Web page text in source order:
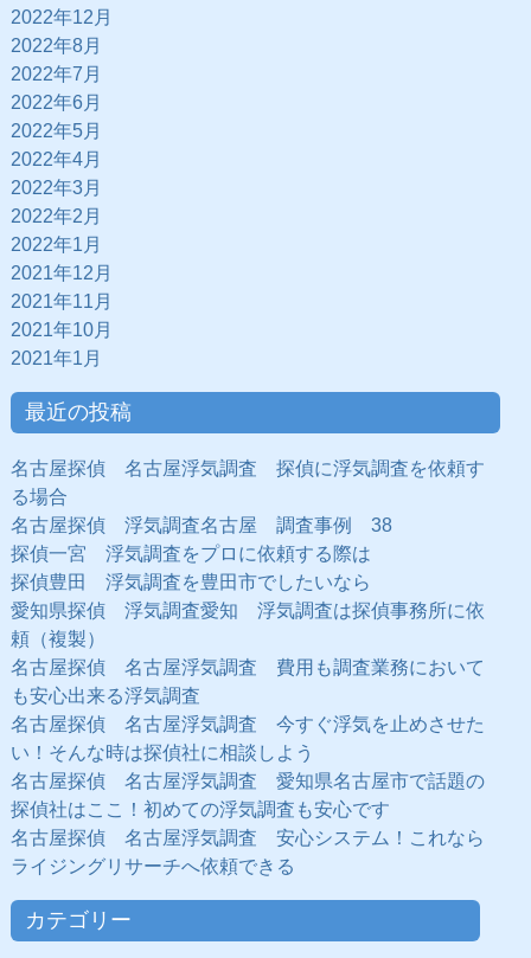
2022年12月
2022年8月
2022年7月
2022年6月
2022年5月
2022年4月
2022年3月
2022年2月
2022年1月
2021年12月
2021年11月
2021年10月
2021年1月
最近の投稿
名古屋探偵 名古屋浮気調査 探偵に浮気調査を依頼す
る場合
名古屋探偵 浮気調査名古屋 調査事例 38
探偵一宮 浮気調査をプロに依頼する際は
探偵豊田 浮気調査を豊田市でしたいなら
愛知県探偵 浮気調査愛知 浮気調査は探偵事務所に依
頼（複製）
名古屋探偵 名古屋浮気調査 費用も調査業務において
も安心出来る浮気調査
名古屋探偵 名古屋浮気調査 今すぐ浮気を止めさせた
い！そんな時は探偵社に相談しよう
名古屋探偵 名古屋浮気調査 愛知県名古屋市で話題の
探偵社はここ！初めての浮気調査も安心です
名古屋探偵 名古屋浮気調査 安心システム！これなら
ライジングリサーチへ依頼できる
カテゴリー